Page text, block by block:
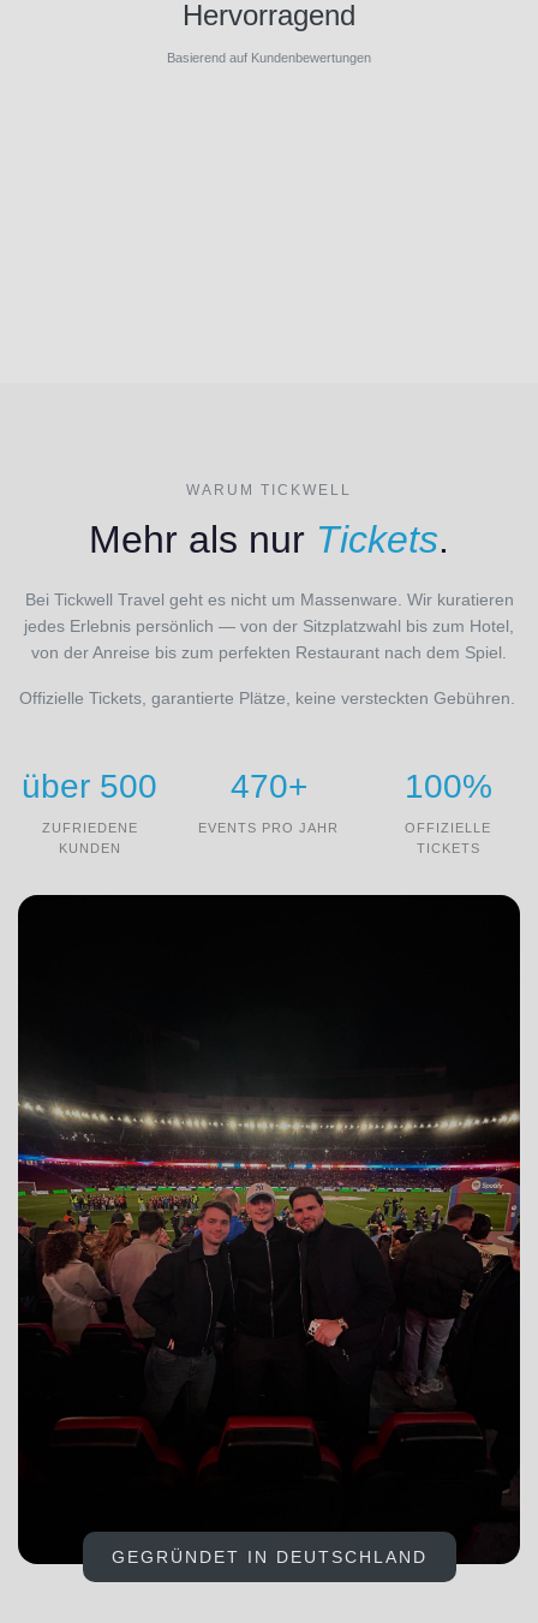
Hervorragend
Basierend auf Kundenbewertungen
WARUM TICKWELL
Mehr als nur Tickets.
Bei Tickwell Travel geht es nicht um Massenware. Wir kuratieren
jedes Erlebnis persönlich — von der Sitzplatzwahl bis zum Hotel,
von der Anreise bis zum perfekten Restaurant nach dem Spiel.
Offizielle Tickets, garantierte Plätze, keine versteckten Gebühren.
über 500
ZUFRIEDENE
KUNDEN
470+
EVENTS PRO JAHR
100%
OFFIZIELLE
TICKETS
GEGRÜNDET IN DEUTSCHLAND